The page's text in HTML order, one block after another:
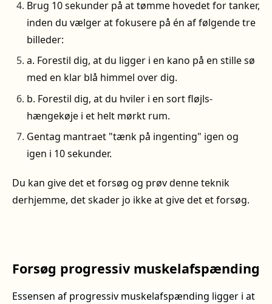
Brug 10 sekunder på at tømme hovedet for tanker,
inden du vælger at fokusere på én af følgende tre
billeder:
a. Forestil dig, at du ligger i en kano på en stille sø
med en klar blå himmel over dig.
b. Forestil dig, at du hviler i en sort fløjls-
hængekøje i et helt mørkt rum.
Gentag mantraet "tænk på ingenting" igen og
igen i 10 sekunder.
Du kan give det et forsøg og prøv denne teknik
derhjemme, det skader jo ikke at give det et forsøg.
Forsøg progressiv muskelafspænding
Essensen af progressiv muskelafspænding ligger i at